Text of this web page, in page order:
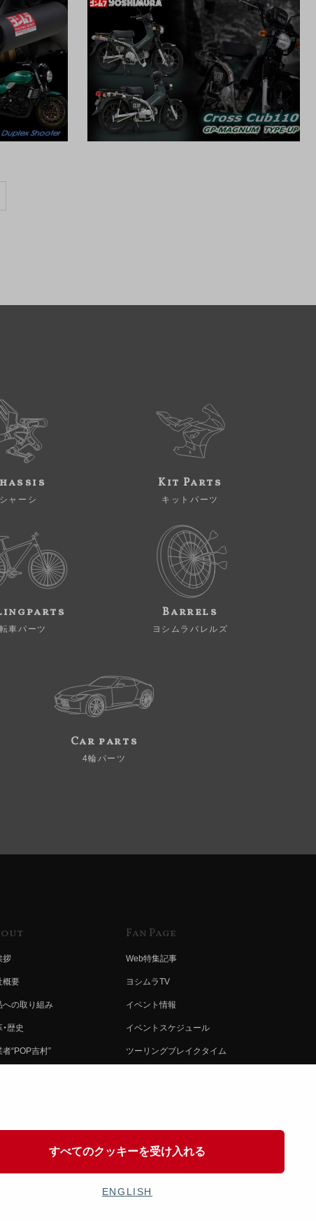
シャーシ
Kit Parts
キットパーツ
車パーツ
Barrels
ヨシムラバレルズ
Car parts
4輪パーツ
拶
概要
への取り組み
歴史
者“POP吉村”
Fan Page
Web特集記事
ヨシムラTV
イベント情報
イベントスケジュール
ツーリングブレイクタイム
すべてのクッキーを受け入れる
ENGLISH